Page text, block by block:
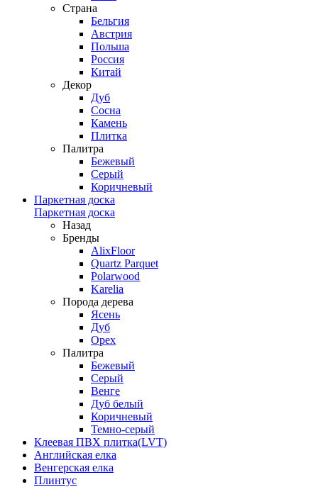
Страна
Бельгия
Австрия
Польша
Россия
Китай
Декор
Дуб
Сосна
Камень
Плитка
Палитра
Бежевый
Серый
Коричневый
Паркетная доска
Паркетная доска
Назад
Бренды
AlixFloor
Quartz Parquet
Polarwood
Karelia
Порода дерева
Ясень
Дуб
Орех
Палитра
Бежевый
Серый
Венге
Дуб белый
Коричневый
Темно-серый
Клеевая ПВХ плитка(LVT)
Английская елка
Венгерская елка
Плинтус